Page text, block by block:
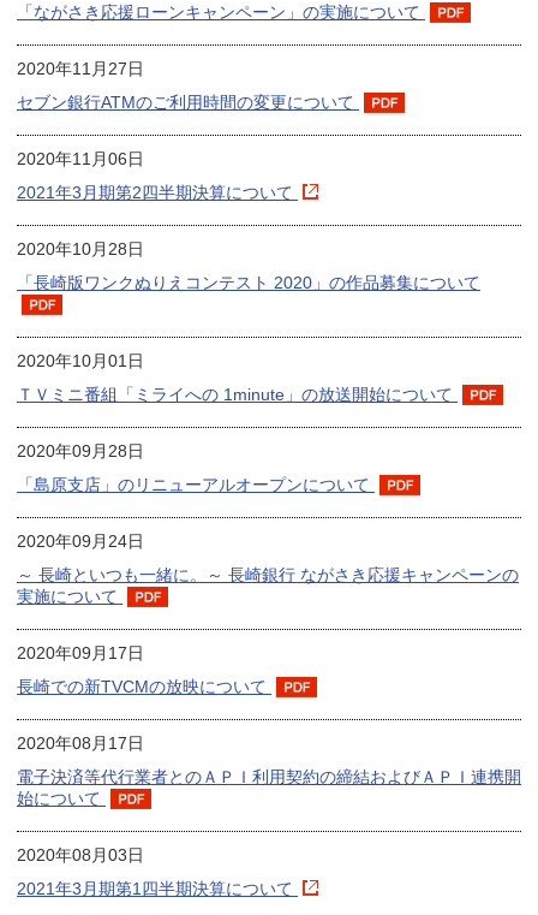
「ながさき応援ローンキャンペーン」の実施について
2020年11月27日
セブン銀行ATMのご利用時間の変更について
2020年11月06日
2021年3月期第2四半期決算について
2020年10月28日
「長崎版ワンクぬりえコンテスト 2020」の作品募集について
2020年10月01日
ＴＶミニ番組「ミライへの 1minute」の放送開始について
2020年09月28日
「島原支店」のリニューアルオープンについて
2020年09月24日
～ 長崎といつも一緒に。～ 長崎銀行 ながさき応援キャンペーンの
実施について
2020年09月17日
長崎での新TVCMの放映について
2020年08月17日
電子決済等代行業者とのＡＰＩ利用契約の締結およびＡＰＩ連携開
始について
2020年08月03日
2021年3月期第1四半期決算について